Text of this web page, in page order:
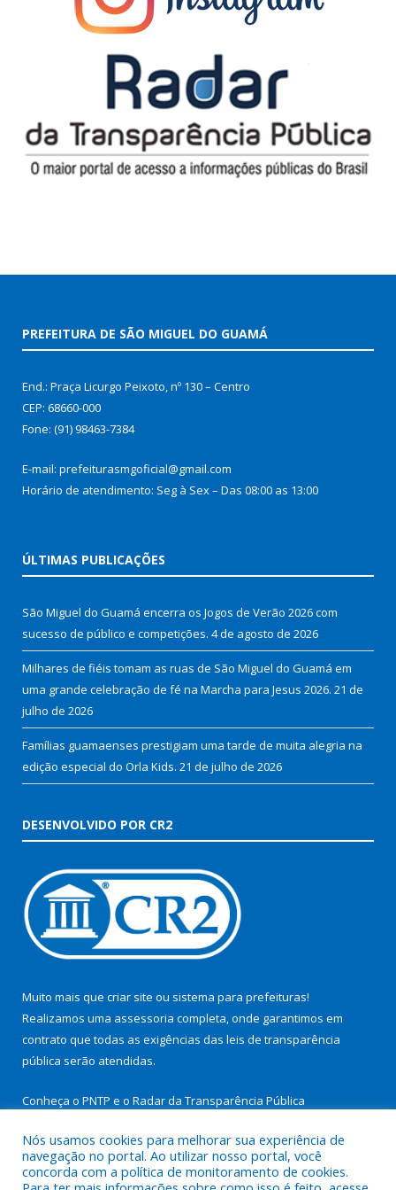
PREFEITURA DE SÃO MIGUEL DO GUAMÁ
End.: Praça Licurgo Peixoto, nº 130 – Centro
CEP: 68660-000
Fone: (91) 98463-7384
E-mail: prefeiturasmgoficial@gmail.com
Horário de atendimento: Seg à Sex – Das 08:00 as 13:00
ÚLTIMAS PUBLICAÇÕES
São Miguel do Guamá encerra os Jogos de Verão 2026 com
sucesso de público e competições. 4 de agosto de 2026
Milhares de fiéis tomam as ruas de São Miguel do Guamá em
uma grande celebração de fé na Marcha para Jesus 2026. 21 de
julho de 2026
Famílias guamaenses prestigiam uma tarde de muita alegria na
edição especial do Orla Kids. 21 de julho de 2026
DESENVOLVIDO POR CR2
Muito mais que criar site ou sistema para prefeituras!
Realizamos uma assessoria completa, onde garantimos em
contrato que todas as exigências das leis de transparência
pública serão atendidas.
Conheça o PNTP e o Radar da Transparência Pública
Nós usamos cookies para melhorar sua experiência de
navegação no portal. Ao utilizar nosso portal, você
concorda com a política de monitoramento de cookies.